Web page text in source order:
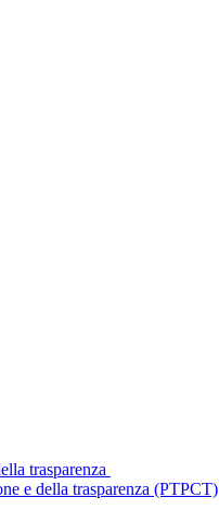
trasparenza
e della trasparenza (PTPCT)